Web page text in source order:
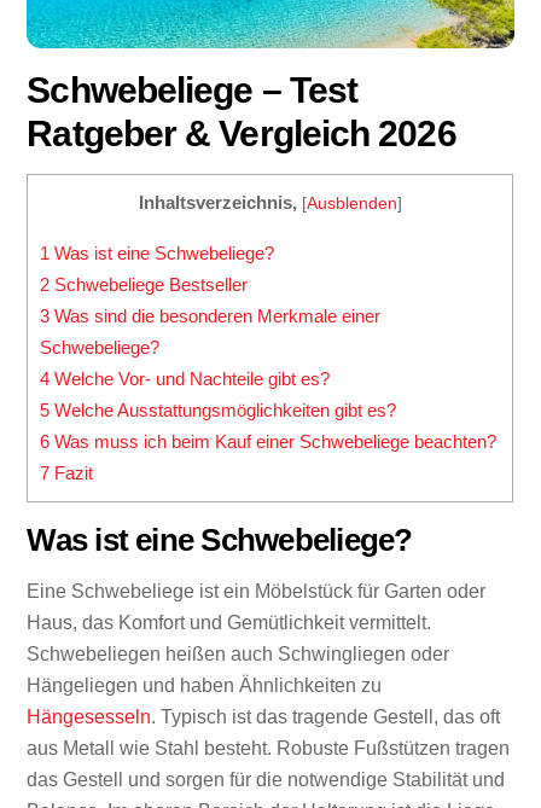
Schwebeliege – Test
Ratgeber & Vergleich 2026
Inhaltsverzeichnis, [Ausblenden]
1 Was ist eine Schwebeliege?
2 Schwebeliege Bestseller
3 Was sind die besonderen Merkmale einer
Schwebeliege?
4 Welche Vor- und Nachteile gibt es?
5 Welche Ausstattungsmöglichkeiten gibt es?
6 Was muss ich beim Kauf einer Schwebeliege beachten?
7 Fazit
Was ist eine Schwebeliege?
Eine Schwebeliege ist ein Möbelstück für Garten oder
Haus, das Komfort und Gemütlichkeit vermittelt.
Schwebeliegen heißen auch Schwingliegen oder
Hängeliegen und haben Ähnlichkeiten zu
Hängesesseln. Typisch ist das tragende Gestell, das oft
aus Metall wie Stahl besteht. Robuste Fußstützen tragen
das Gestell und sorgen für die notwendige Stabilität und